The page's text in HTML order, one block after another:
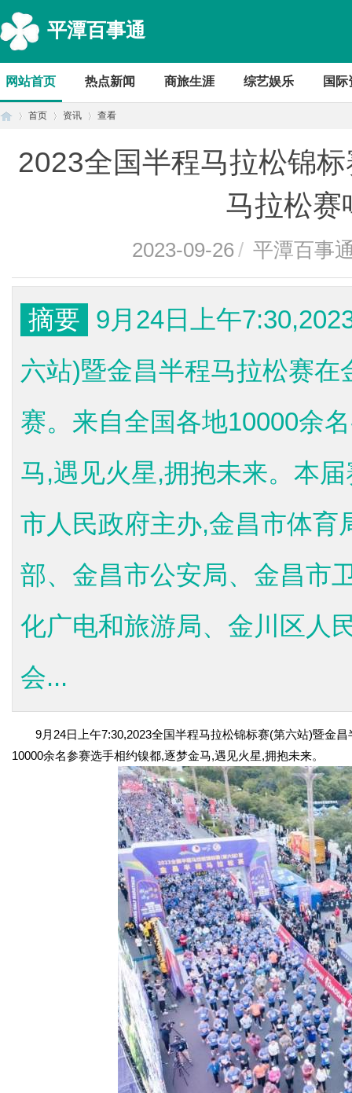
平潭百事通
网站首页 热点新闻 商旅生涯 综艺娱乐 国际
首页 资讯 查看
2023全国半程马拉松锦
马拉松赛
2023-09-26/ 平潭百事
摘要
9月24日上午
六站)暨金昌半程马拉松赛
赛。来自全国各地10000余
马,遇见火星,拥抱未来。本
市人民政府主办,金昌市体育
部、金昌市公安局、金昌市
化广电和旅游局、金川区人
会...
9月24日上午7:30,2023全国半程马拉松锦标赛(第六站)暨金昌
10000余名参赛选手相约镍都,逐梦金马,遇见火星,拥抱未来。